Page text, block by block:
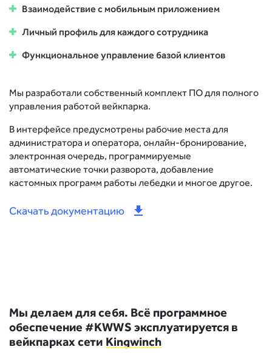
Мы разработали собственный комплект ПО для полного
управления работой вейкпарка.
В интерфейсе предусмотрены рабочие места для
администратора и оператора, онлайн-бронирование,
электронная очередь, программируемые
автоматические точки разворота, добавление
кастомных программ работы лебедки и многое другое.
Скачать документацию
Взаимодействие с мобильным приложением
Личный профиль для каждого сотрудника
Функциональное управление базой клиентов
Мы делаем для себя. Всё программное
обеспечение #KWWS эксплуатируется в
вейкпарках сети Kingwinch